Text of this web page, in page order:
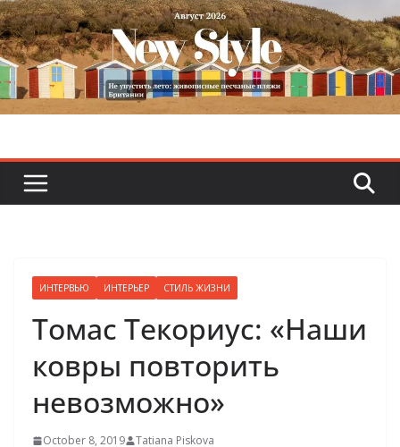
Skip
to
content
ИНТЕРВЬЮ ИНТЕРЬЕР СТИЛЬ ЖИЗНИ
Томас Текориус: «Наши
ковры повторить
невозможно»
October 8, 2019 Tatiana Piskova